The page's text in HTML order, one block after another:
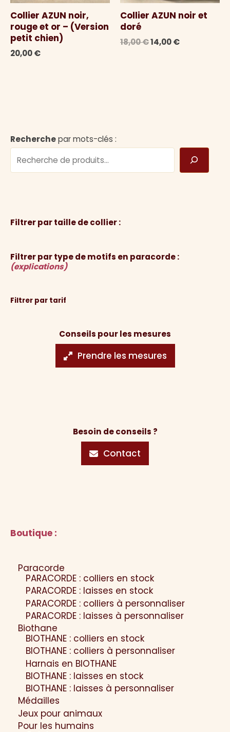
Collier AZUN noir,
rouge et or – (Version
petit chien)
20,00€
Collier AZUN noir et
doré
18,00€Le
14,00€Le
Recherchepar mots-clés :
Filtrer par taille de collier :
Filtrer par type de motifs en paracorde :
(explications)
Filtrer par tarif
Conseils pour les mesures
Prendre les mesures
Besoin de conseils ?
Contact
Boutique :
Paracorde
PARACORDE : colliers en stock
PARACORDE : laisses en stock
PARACORDE : colliers à personnaliser
PARACORDE : laisses à personnaliser
Biothane
BIOTHANE : colliers en stock
BIOTHANE : colliers à personnaliser
Harnais en BIOTHANE
BIOTHANE : laisses en stock
BIOTHANE : laisses à personnaliser
Médailles
Jeux pour animaux
Pour les humains